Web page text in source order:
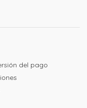
del pago